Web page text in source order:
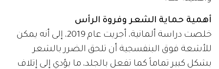
أهمية حماية الشعر وفروة الرأس
خلصت دراسة ألمانية، أجريت عام 2019، إلى أنه يمكن
للأشعة فوق البنفسجية أن تلحق الضرر بالشعر
بشكل كبير تماماً كما تفعل بالجلد، ما يؤدي إلى إتلاف